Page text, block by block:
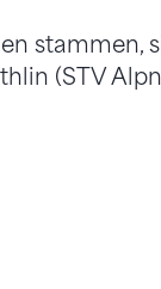
stammen,
(STV